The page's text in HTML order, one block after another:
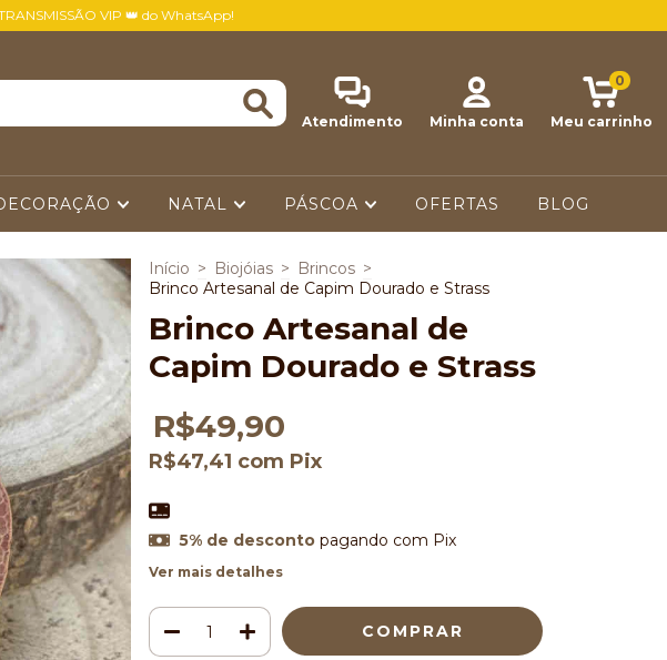
VIP 👑 do WhatsApp!
Atendimento Minha conta Meu carrinho
0
NATAL PÁSCOA OFERTAS BLOG
Início > Biojóias > Brincos >
Brinco Artesanal de Capim Dourado e Strass
Brinco Artesanal de
Capim Dourado e Strass
R$49,90
R$47,41 com Pix
5% de descontopagando com Pix
Ver mais detalhes